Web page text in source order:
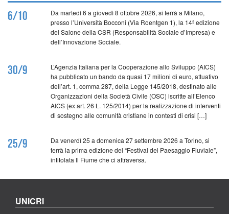
6/10
Da martedì 6 a giovedì 8 ottobre 2026, si terrà a Milano,
presso l’Università Bocconi (Via Roentgen 1), la 14ª edizione
del Salone della CSR (Responsabilità Sociale d’Impresa) e
dell’Innovazione Sociale.
30/9
L’Agenzia Italiana per la Cooperazione allo Sviluppo (AICS)
ha pubblicato un bando da quasi 17 milioni di euro, attuativo
dell’art. 1, comma 287, della Legge 145/2018, destinato alle
Organizzazioni della Società Civile (OSC) iscritte all’Elenco
AICS (ex art. 26 L. 125/2014) per la realizzazione di interventi
di sostegno alle comunità cristiane in contesti di crisi […]
25/9
Da venerdì 25 a domenica 27 settembre 2026 a Torino, si
terrà la prima edizione del “Festival del Paesaggio Fluviale”,
intitolata Il Fiume che ci attraversa.
UNICRI